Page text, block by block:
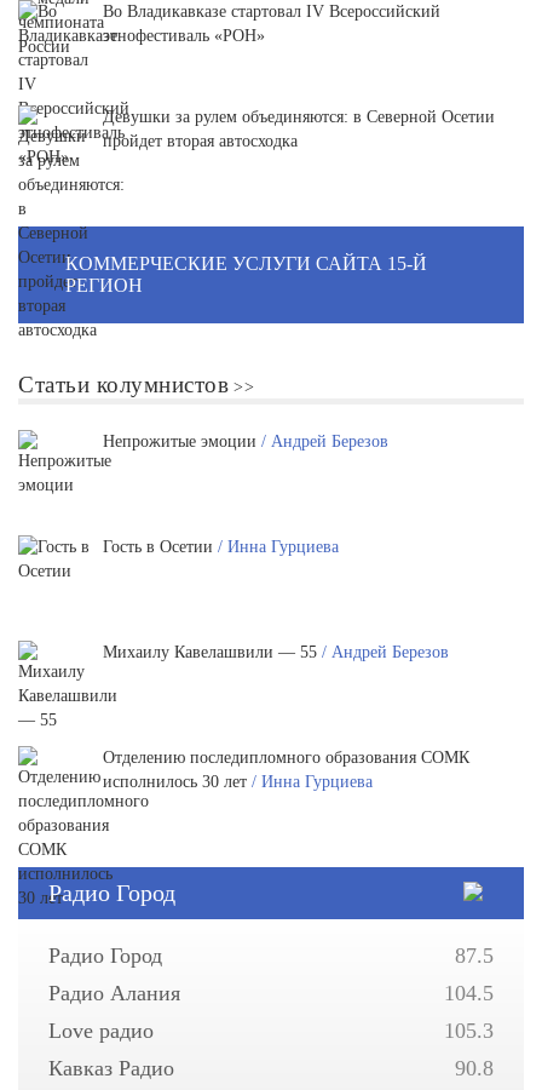
Во Владикавказе стартовал IV Всероссийский
этнофестиваль «РОН»
Девушки за рулем объединяются: в Северной Осетии
пройдет вторая автосходка
КОММЕРЧЕСКИЕ УСЛУГИ САЙТА 15-Й
РЕГИОН
Статьи колумнистов
Непрожитые эмоции / Андрей Березов
Гость в Осетии / Инна Гурциева
Михаилу Кавелашвили — 55 / Андрей Березов
Отделению последипломного образования СОМК
исполнилось 30 лет / Инна Гурциева
Радио Город
Радио Город
87.5
Радио Алания
104.5
Love радио
105.3
Кавказ Радио
90.8